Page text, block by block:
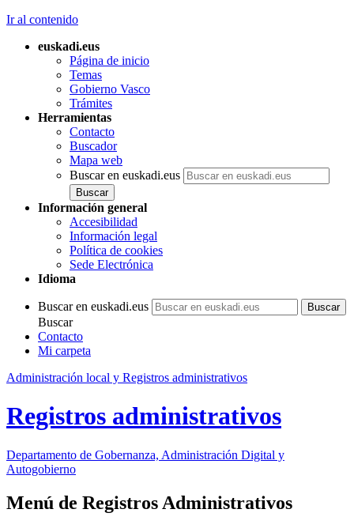
Ir al contenido
euskadi.eus
Página de inicio
Temas
Gobierno Vasco
Trámites
Herramientas
Contacto
Buscador
Mapa web
Buscar en euskadi.eus
Información general
Accesibilidad
Información legal
Política de cookies
Sede Electrónica
Idioma
Buscar en euskadi.eus
Buscar
Contacto
Mi carpeta
Administración local y Registros administrativos
Registros administrativos
Departamento de Gobernanza, Administración Digital y
Autogobierno
Menú de Registros Administrativos